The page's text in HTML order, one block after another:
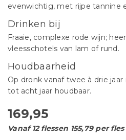
evenwichtig, met rijpe tannine
Drinken bij
Fraaie, complexe rode wijn;
vleesschotels van lam of rund.
Houdbaarheid
Op dronk vanaf twee à drie
tot acht jaar houdbaar.
169,95
Vanaf 12 flessen 155,79 per fles